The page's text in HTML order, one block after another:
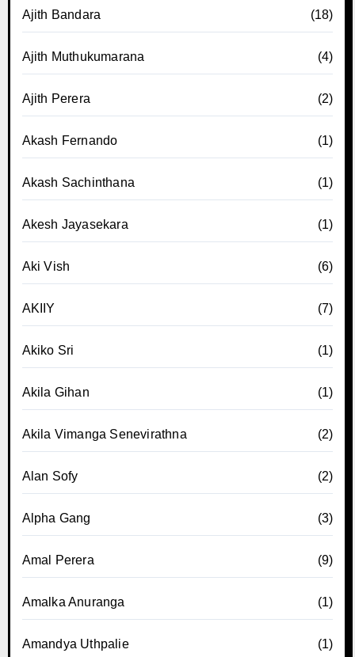
Ajith Bandara (18)
Ajith Muthukumarana (4)
Ajith Perera (2)
Akash Fernando (1)
Akash Sachinthana (1)
Akesh Jayasekara (1)
Aki Vish (6)
AKIIY (7)
Akiko Sri (1)
Akila Gihan (1)
Akila Vimanga Senevirathna (2)
Alan Sofy (2)
Alpha Gang (3)
Amal Perera (9)
Amalka Anuranga (1)
Amandya Uthpalie (1)